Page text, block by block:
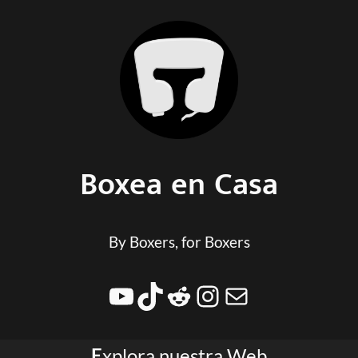
Boxea en Casa
By Boxers, for Boxers
YouTube
TikTok
Reddit
Instagram